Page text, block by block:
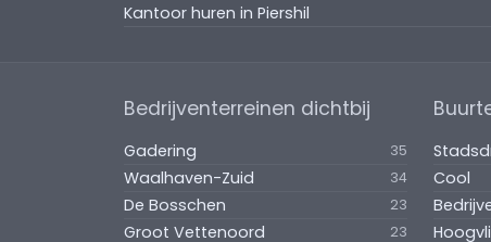
Kantoor huren in Piershil
Bedrijventerreinen dichtbij
Gadering 35
Waalhaven-Zuid 34
De Bosschen 23
Groot Vettenoord 23
Cool